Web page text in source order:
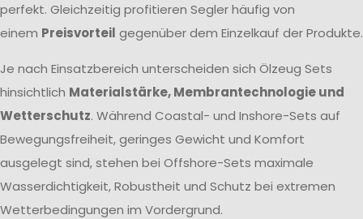
perfekt. Gleichzeitig profitieren Segler häufig von
einem Preisvorteil gegenüber dem Einzelkauf der Produkte.
Je nach Einsatzbereich unterscheiden sich Ölzeug Sets
hinsichtlich Materialstärke, Membrantechnologie und
Wetterschutz. Während Coastal- und Inshore-Sets auf
Bewegungsfreiheit, geringes Gewicht und Komfort
ausgelegt sind, stehen bei Offshore-Sets maximale
Wasserdichtigkeit, Robustheit und Schutz bei extremen
Wetterbedingungen im Vordergrund.